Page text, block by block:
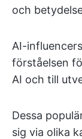
och
AI-
förståelsen
AI och till
Dessa
sig via olika